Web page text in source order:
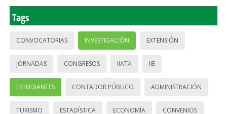
Tags
CONVOCATORIAS INVESTIGACIÓN EXTENSIÓN
JORNADAS CONGRESOS IIATA IIE
ESTUDIANTES CONTADOR PÚBLICO ADMINISTRACIÓN
TURISMO ESTADÍSTICA ECONOMÍA CONVENIOS